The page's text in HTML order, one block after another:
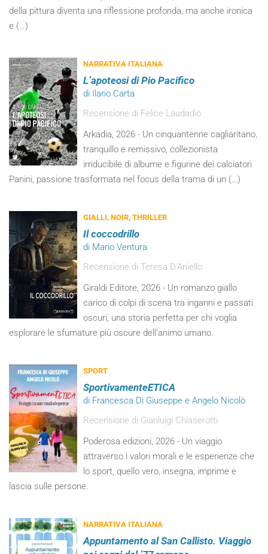
della pittura diventa una riflessione profonda, ma anche ironica
e (…)
NARRATIVA ITALIANA
L’apoteosi di Pio Pacifico
di Ilario Carta
Recensione di Felice Laudadio
Arkadia, 2026 - Un cinquantenne cagliaritano,
tranquillo e remissivo, collezionista
irriducibile di albume e figurine dei calciatori
Panini, passione trasformata nel focus della trama di un (…)
GIALLI, NOIR, THRILLER
Il coccodrillo
di Mario Ventura
Recensione di Teresa D'Aniello
Giraldi Editore, 2026 - Un romanzo giallo
carico di colpi di scena tra inganni e passati
oscuri, una storia perfetta per chi voglia
esplorare le sfumature più oscure dell’animo umano.
SPORT
SportivamenteETICA
di Francesca Di Giuseppe e Angelo Nicolò
Recensione di Gianluigi Chiaserotti
Poderosa edizioni, 2026 - Un viaggio
attraverso i valori morali e le esperienze che
lo sport, quello vero, insegna, imprime e
lascia sulle persone.
NARRATIVA ITALIANA
Appuntamento al San Callisto. Viaggio